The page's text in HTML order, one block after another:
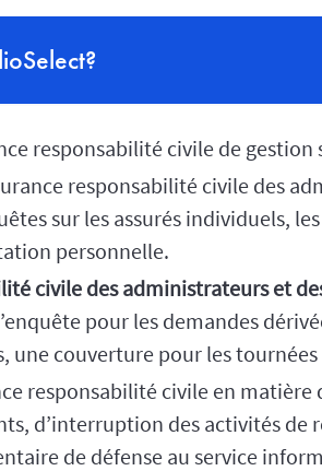
responsabilité civile de
responsabilité civile des
sur les assurés individuels,
personnelle.
civile des administrateurs et
pour les demandes
une couverture pour les
responsabilité civile en
d’interruption des activités
de défense au service